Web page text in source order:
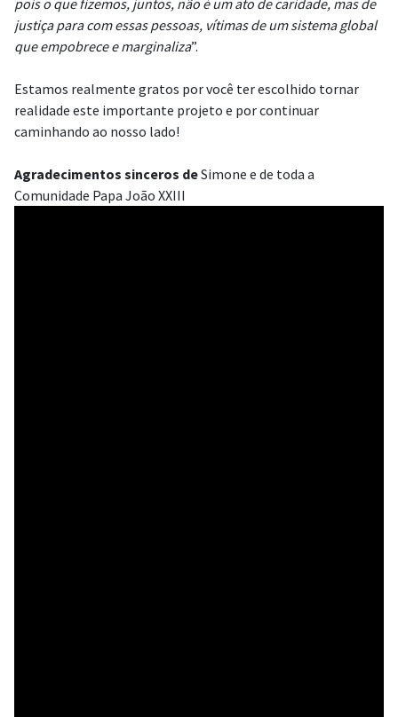
pois o que fizemos, juntos, não é um ato de caridade, mas de
justiça para com essas pessoas, vítimas de um sistema global
que empobrece e marginaliza”.
Estamos realmente gratos por você ter escolhido tornar
realidade este importante projeto e por continuar
caminhando ao nosso lado!
Agradecimentos sinceros deSimone e de toda a
Comunidade Papa João XXIII